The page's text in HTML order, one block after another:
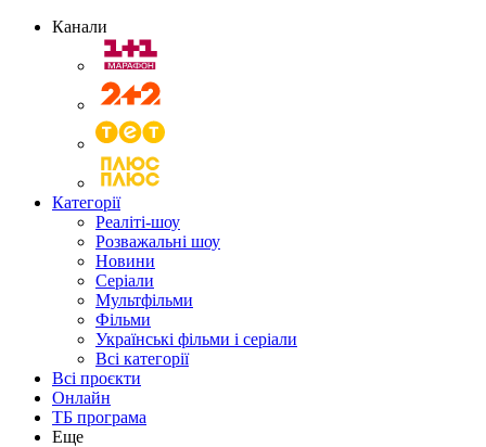
Канали
Категорії
Реаліті-шоу
Розважальні шоу
Новини
Серіали
Мультфільми
Фільми
Українські фільми і серіали
Всі категорії
Всі проєкти
Онлайн
ТБ програма
Еще